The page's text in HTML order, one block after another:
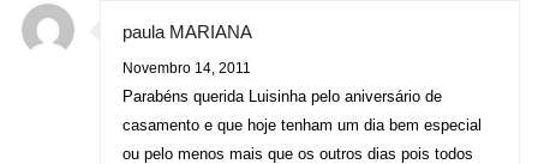
paula MARIANA
Novembro 14, 2011
Parabéns querida Luisinha pelo aniversário de
casamento e que hoje tenham um dia bem especial
ou pelo menos mais que os outros dias pois todos